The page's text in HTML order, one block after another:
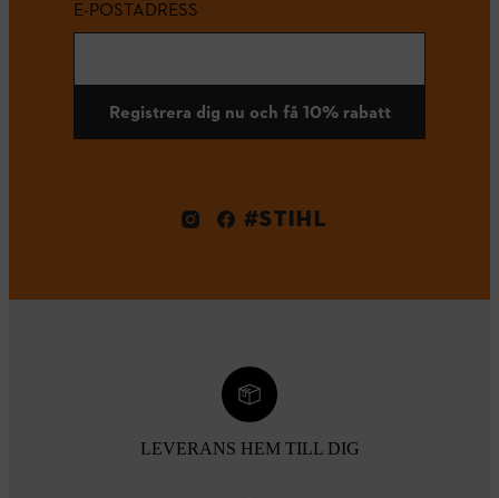
E-POSTADRESS
Registrera dig nu och få 10% rabatt
#STIHL
LEVERANS HEM TILL DIG